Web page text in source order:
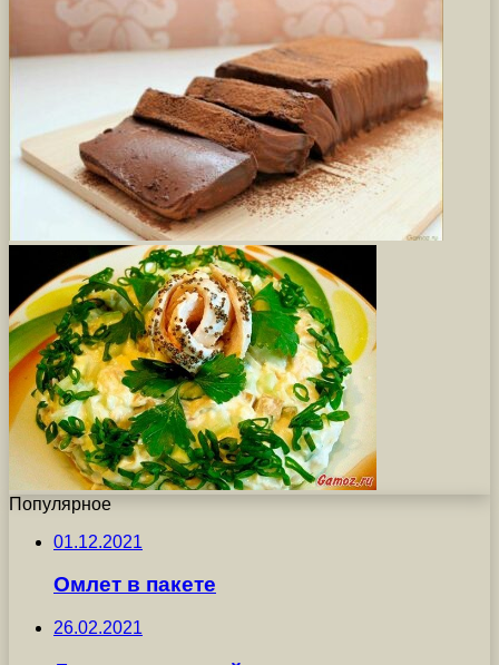
Популярное
01.12.2021
Омлет в пакете
26.02.2021